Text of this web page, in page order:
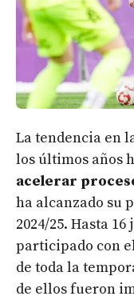
La tendencia en
los últimos años
acelerar
ha alcanzado su
2024/25. Hasta
participado con
de toda la
de ellos fueron